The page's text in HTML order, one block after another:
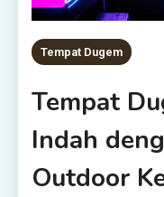
Tempat Dugem
Tempat
Indah
Outdoor